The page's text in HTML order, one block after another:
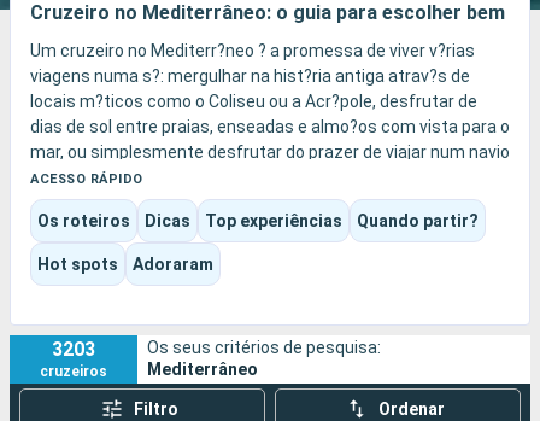
Pesquisar
Cruzeiro no Mediterrâneo: o guia para escolher bem
Um cruzeiro no Mediterr?neo ? a promessa de viver v?rias
viagens numa s?: mergulhar na hist?ria antiga atrav?s de
locais m?ticos como o Coliseu ou a Acr?pole, desfrutar de
dias de sol entre praias, enseadas e almo?os com vista para o
mar, ou simplesmente desfrutar do prazer de viajar num navio
pensado para toda a fam?lia.
Consoante o itiner?rio e o navio escolhidos, a experi?ncia pode
ser cultural, gastron?mica, balnear ou decididamente
orientada para o entretenimento. Piscinas, espet?culos,
anima??o, momentos de descanso ou visitas a grandes
ACESSO RÁPIDO
Os roteiros Dicas Top experiências Quando partir?
Hot spots Adoraram
3203
cruzeiros
Os seus critérios de pesquisa:
Mediterrâneo
Filtro Ordenar